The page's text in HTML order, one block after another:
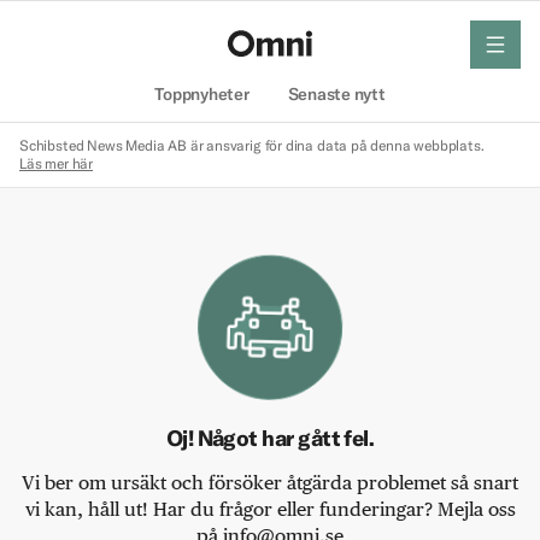
Toppnyheter Senaste nytt
meny
Schibsted News Media AB är ansvarig för dina data på denna webbplats.
Läs mer här
Oj! Något har gått fel.
Vi ber om ursäkt och försöker åtgärda problemet så snart
vi kan, håll ut! Har du frågor eller funderingar? Mejla oss